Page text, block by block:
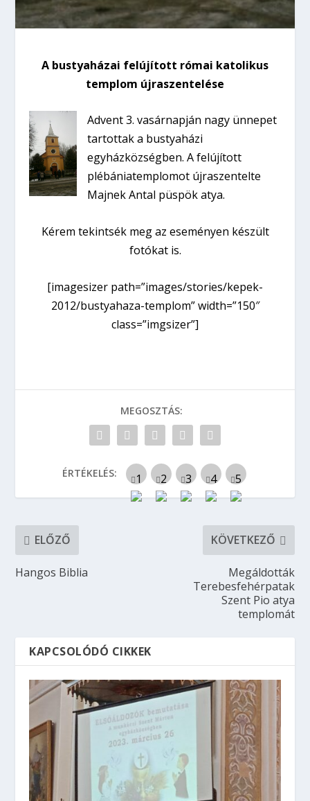
A bustyaházai felújított római katolikus
templom újraszentelése
Advent 3. vasárnapján nagy ünnepet
tartottak a bustyaházi
egyházközségben. A felújított
plébániatemplomot újraszentelte
Majnek Antal püspök atya.
Kérem tekintsék meg az eseményen készült
fotókat is.
[imagesizer path=”images/stories/kepek-
2012/bustyahaza-templom” width=”150″
class=”imgsizer”]
MEGOSZTÁS:
ÉRTÉKELÉS:
ELŐZŐ
Hangos Biblia
KÖVETKEZŐ
Megáldották
Terebesfehérpatak
Szent Pio atya
templomát
KAPCSOLÓDÓ CIKKEK